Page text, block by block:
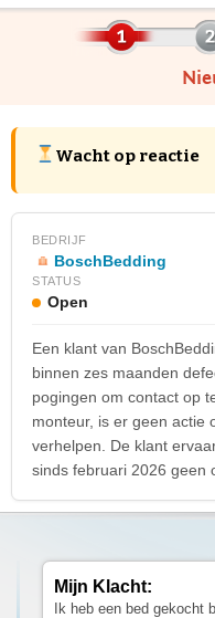
Wacht op reactie
BEDRIJF
BoschBedding
STATUS
Open
Een klant van
binnen zes maanden
pogingen om contact op
monteur, is er geen actie
verhelpen. De klant
sinds februari 2026 geen
Mijn Klacht:
Ik heb een bed gekocht